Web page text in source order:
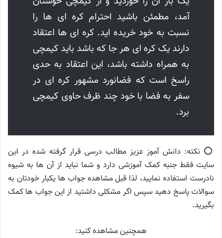
آمد، مطمئن باشید احترام کره ای ها را
نسبت به خود خریده اید. کره ای ها اعتقاد
دارند یک کره ای هر جا که باشد باید کیمچی
به همراه داشته باشد، این اعتقاد به حدی
راسخ است که فضانورد مشهور کره ای در
سفر به فضا با خود چند ظرف حاوی کیمچی
برد.
⭕️ نکته: دانش آموز عزیز مطالب درسی قرار گرفته شده در این
سایت فقط جنبه کمک آموزشی دارد و شما نباید از آن ها به شیوه
نادرست استفاده نمایید، لذا قبل مشاهده جواب ها یکبار خودتان به
سوالات پاسخ دهید سپس اگر مشکلی داشتید از این جواب ها کمک
بگیرید.
همچنین مشاهده کنید: